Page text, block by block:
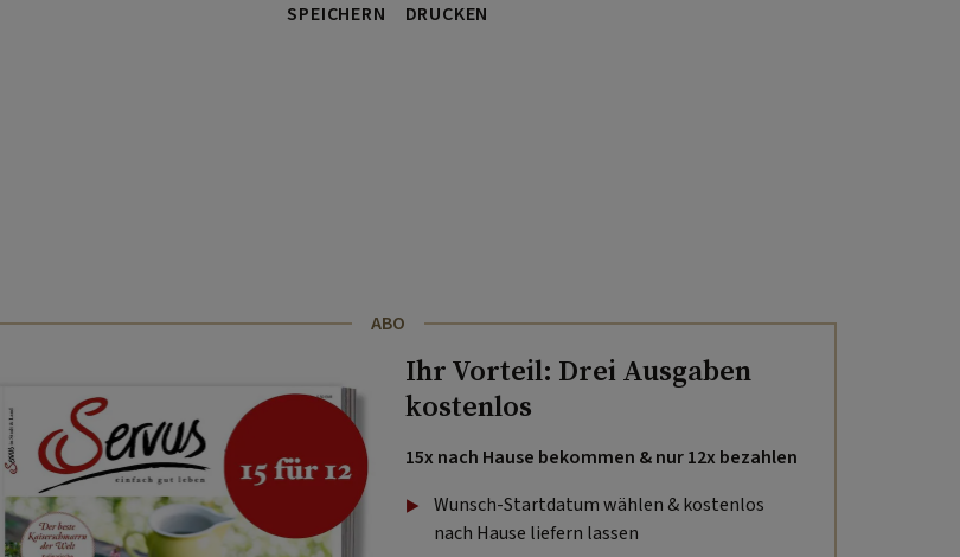
SPEICHERN DRUCKEN
ABO
Ihr Vorteil: Drei Ausgaben
kostenlos
15x nach Hause bekommen & nur 12x bezahlen
Wunsch-Startdatum wählen & kostenlos
nach Hause liefern lassen